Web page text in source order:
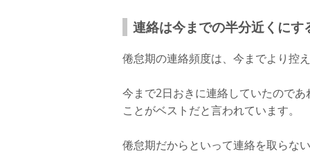
連絡は今までの半分近くにす
倦怠期の連絡頻度は、今までより控
今まで2日おきに連絡していたので
ことがベストだと言われています。
倦怠期だからといって連絡を取らな